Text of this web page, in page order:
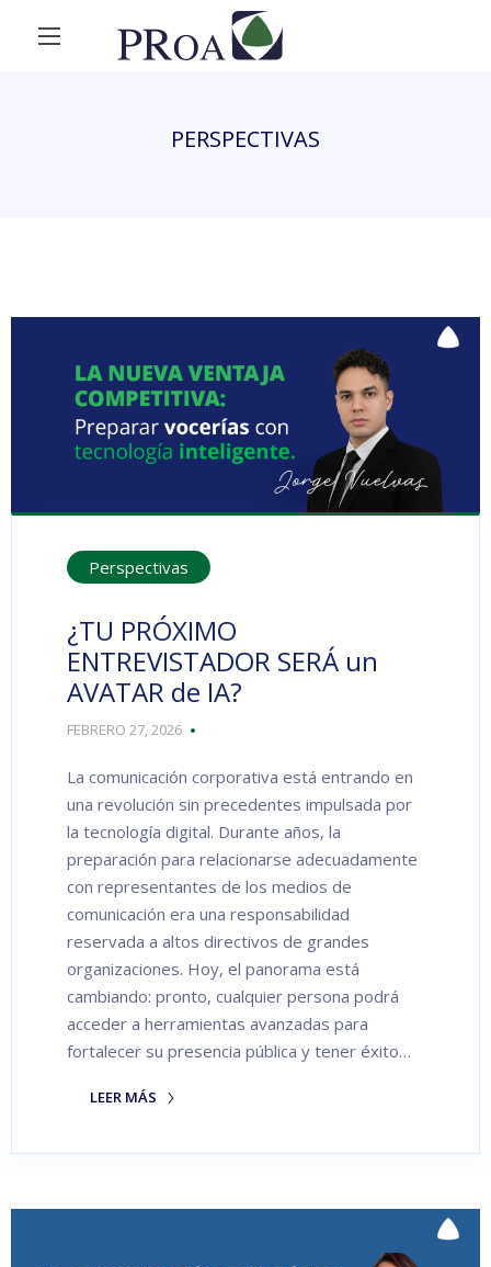
PERSPECTIVAS
Perspectivas
¿TU PRÓXIMO
ENTREVISTADOR SERÁ un
AVATAR de IA?
FEBRERO 27, 2026
La comunicación corporativa está entrando en
una revolución sin precedentes impulsada por
la tecnología digital. Durante años, la
preparación para relacionarse adecuadamente
con representantes de los medios de
comunicación era una responsabilidad
reservada a altos directivos de grandes
organizaciones. Hoy, el panorama está
cambiando: pronto, cualquier persona podrá
acceder a herramientas avanzadas para
fortalecer su presencia pública y tener éxito…
LEER MÁS